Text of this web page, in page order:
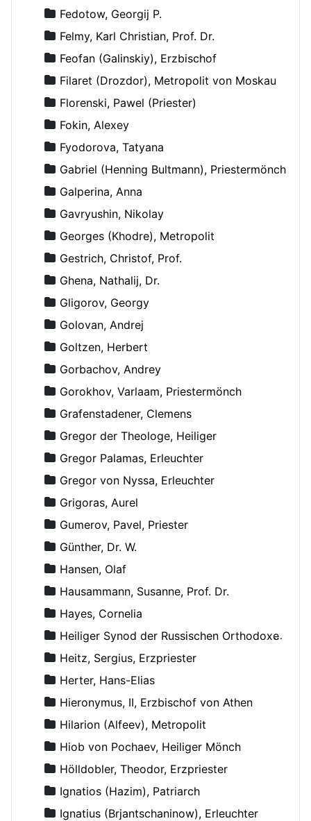
Fedotow, Georgij P.
Felmy, Karl Christian, Prof. Dr.
Feofan (Galinskiy), Erzbischof
Filaret (Drozdor), Metropolit von Moskau
Florenski, Pawel (Priester)
Fokin, Alexey
Fyodorova, Tatyana
Gabriel (Henning Bultmann), Priestermönch
Galperina, Anna
Gavryushin, Nikolay
Georges (Khodre), Metropolit
Gestrich, Christof, Prof.
Ghena, Nathalij, Dr.
Gligorov, Georgy
Golovan, Andrej
Goltzen, Herbert
Gorbachov, Andrey
Gorokhov, Varlaam, Priestermönch
Grafenstadener, Clemens
Gregor der Theologe, Heiliger
Gregor Palamas, Erleuchter
Gregor von Nyssa, Erleuchter
Grigoras, Aurel
Gumerov, Pavel, Priester
Günther, Dr. W.
Hansen, Olaf
Hausammann, Susanne, Prof. Dr.
Hayes, Cornelia
Heiliger Synod der Russischen Orthodoxen Kirche
Heitz, Sergius, Erzpriester
Herter, Hans-Elias
Hieronymus, II, Erzbischof von Athen
Hilarion (Alfeev), Metropolit
Hiob von Pochaev, Heiliger Mönch
Hölldobler, Theodor, Erzpriester
Ignatios (Hazim), Patriarch
Ignatius (Brjantschaninow), Erleuchter